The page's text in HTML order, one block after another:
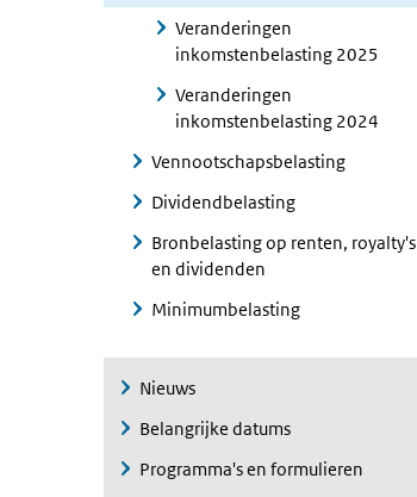
Veranderingen
inkomstenbelasting 2025
Veranderingen
inkomstenbelasting 2024
Vennootschapsbelasting
Dividendbelasting
Bronbelasting op renten, royalty's
en dividenden
Minimumbelasting
Nieuws
Belangrijke datums
Programma's en formulieren